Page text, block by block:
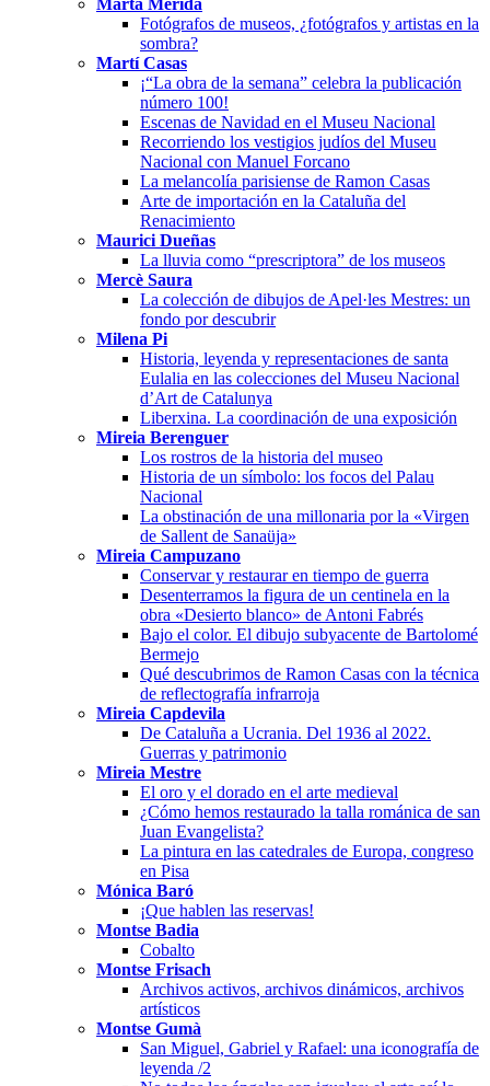
Fotógrafos de museos, ¿fotógrafos y artistas en la
sombra?
Martí Casas
¡“La obra de la semana” celebra la publicación
número 100!
Escenas de Navidad en el Museu Nacional
Recorriendo los vestigios judíos del Museu
Nacional con Manuel Forcano
La melancolía parisiense de Ramon Casas
Arte de importación en la Cataluña del
Renacimiento
Maurici Dueñas
La lluvia como “prescriptora” de los museos
Mercè Saura
La colección de dibujos de Apel·les Mestres: un
fondo por descubrir
Milena Pi
Historia, leyenda y representaciones de santa
Eulalia en las colecciones del Museu Nacional
d’Art de Catalunya
Liberxina. La coordinación de una exposición
Mireia Berenguer
Los rostros de la historia del museo
Historia de un símbolo: los focos del Palau
Nacional
La obstinación de una millonaria por la «Virgen
de Sallent de Sanaüja»
Mireia Campuzano
Conservar y restaurar en tiempo de guerra
Desenterramos la figura de un centinela en la
obra «Desierto blanco» de Antoni Fabrés
Bajo el color. El dibujo subyacente de Bartolomé
Bermejo
Qué descubrimos de Ramon Casas con la técnica
de reflectografía infrarroja
Mireia Capdevila
De Cataluña a Ucrania. Del 1936 al 2022.
Guerras y patrimonio
Mireia Mestre
El oro y el dorado en el arte medieval
¿Cómo hemos restaurado la talla románica de san
Juan Evangelista?
La pintura en las catedrales de Europa, congreso
en Pisa
Mónica Baró
¡Que hablen las reservas!
Montse Badia
Cobalto
Montse Frisach
Archivos activos, archivos dinámicos, archivos
artísticos
Montse Gumà
San Miguel, Gabriel y Rafael: una iconografía de
leyenda /2